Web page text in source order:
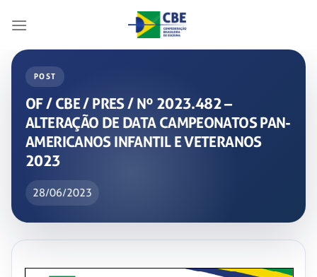
POST
OF / CBE / PRES / Nº 2023.482 –
ALTERAÇÃO DE DATA CAMPEONATOS PAN-
AMERICANOS INFANTIL E VETERANOS
2023
28/06/2023